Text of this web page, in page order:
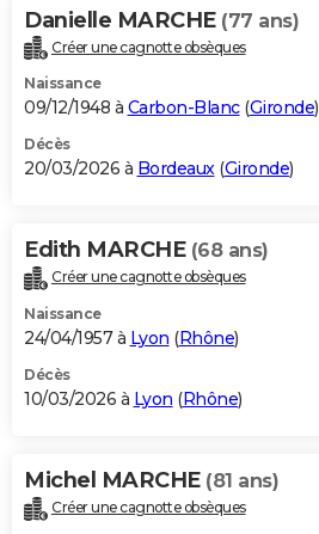
Danielle MARCHE (77 ans)
Créer une cagnotte obsèques
Naissance
09/12/1948 à Carbon-Blanc(Gironde)
Décès
20/03/2026 à Bordeaux(Gironde)
Edith MARCHE (68 ans)
Créer une cagnotte obsèques
Naissance
24/04/1957 à Lyon (Rhône)
Décès
10/03/2026 à Lyon (Rhône)
Michel MARCHE (81 ans)
Créer une cagnotte obsèques